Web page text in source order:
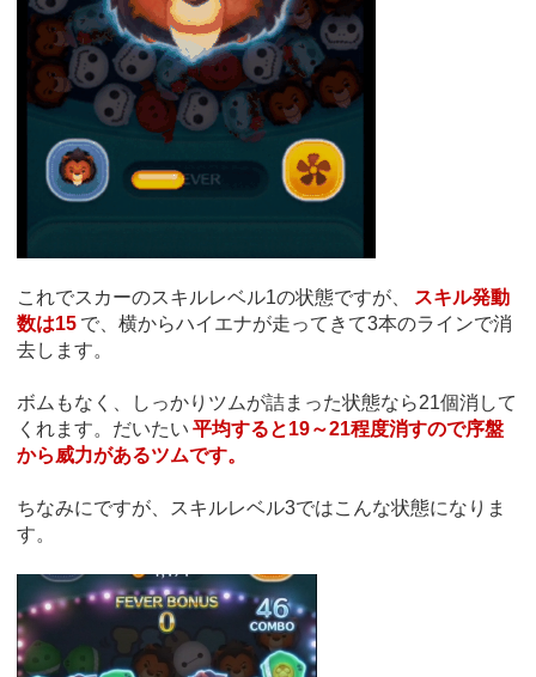
これでスカーのスキルレベル1の状態ですが、
スキル発動
数は15 で、横からハイエナが走ってきて3本のラインで消
去します。
ボムもなく、しっかりツムが詰まった状態なら21個消して
くれます。だいたい 平均すると19～21程度消すので序盤
から威力があるツムです。
ちなみにですが、スキルレベル3ではこんな状態になりま
す。